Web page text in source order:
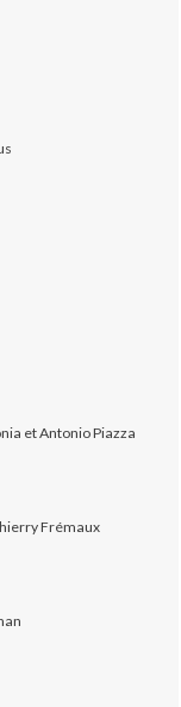
et Antonio Piazza
Frémaux